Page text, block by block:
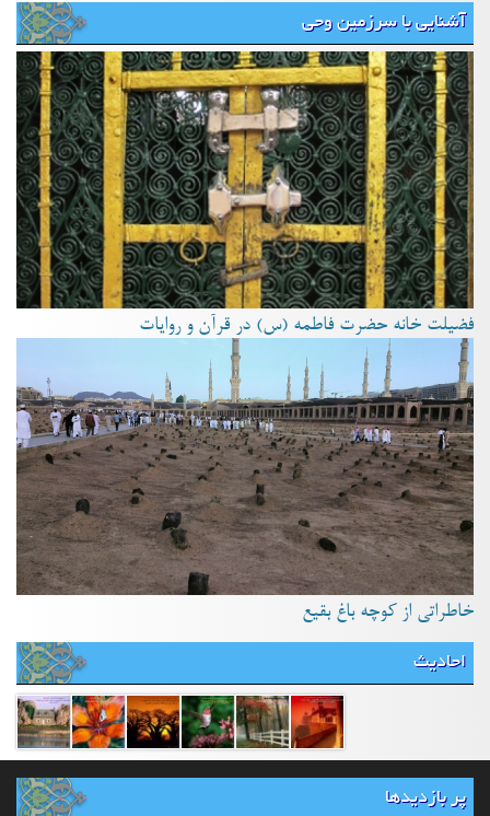
آشنایی با سرزمین وحی
فضیلت خانه حضرت فاطمه (س) در قرآن و روایات
خاطراتی از کوچه باغ بقیع
احادیث
پر بازدیدها